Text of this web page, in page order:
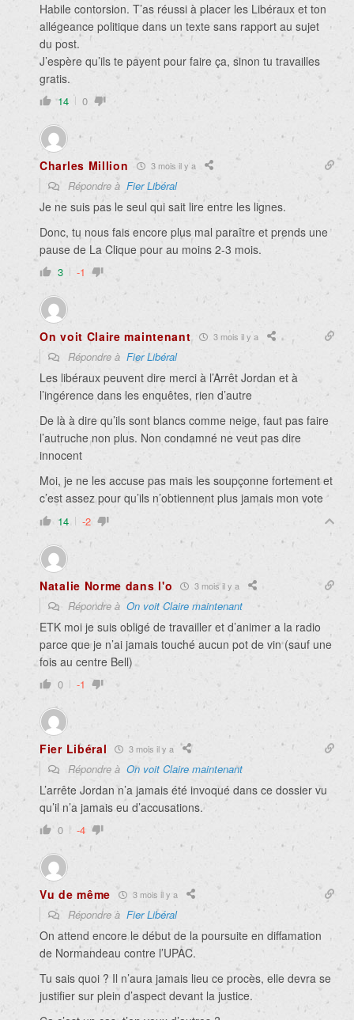
Habile contorsion. T’as réussi à placer les Libéraux et ton
allégeance politique dans un texte sans rapport au sujet
du post.
J’espère qu’ils te payent pour faire ça, sinon tu travailles
gratis.
14 0
Charles Million 3 mois il y a
Répondre à Fier Libéral
Je ne suis pas le seul qui sait lire entre les lignes.
Donc, tu nous fais encore plus mal paraître et prends une
pause de La Clique pour au moins 2-3 mois.
3 -1
On voit Claire maintenant 3 mois il y a
Répondre à Fier Libéral
Les libéraux peuvent dire merci à l’Arrêt Jordan et à
l’ingérence dans les enquêtes, rien d’autre
De là à dire qu’ils sont blancs comme neige, faut pas faire
l’autruche non plus. Non condamné ne veut pas dire
innocent
Moi, je ne les accuse pas mais les soupçonne fortement et
c’est assez pour qu’ils n’obtiennent plus jamais mon vote
14 -2
Natalie Norme dans l'o 3 mois il y a
Répondre à On voit Claire maintenant
ETK moi je suis obligé de travailler et d’animer a la radio
parce que je n’ai jamais touché aucun pot de vin (sauf une
fois au centre Bell)
0 -1
Fier Libéral 3 mois il y a
Répondre à On voit Claire maintenant
L’arrête Jordan n’a jamais été invoqué dans ce dossier vu
qu’il n’a jamais eu d’accusations.
0 -4
Vu de même 3 mois il y a
Répondre à Fier Libéral
On attend encore le début de la poursuite en diffamation
de Normandeau contre l’UPAC.
Tu sais quoi ? Il n’aura jamais lieu ce procès, elle devra se
justifier sur plein d’aspect devant la justice.